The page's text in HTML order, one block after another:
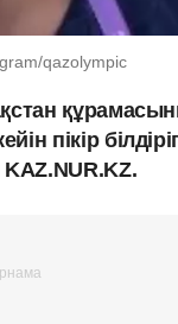
qazolympic
пікір